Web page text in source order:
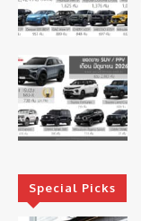
Special Picks